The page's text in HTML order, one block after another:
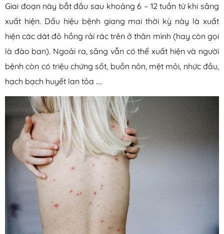
Giai đoạn này bắt đầu sau khoảng 6 – 12 tuần từ khi săng
xuất hiện. Dấu hiệu bệnh giang mai thời kỳ này là xuất
hiện các dát đỏ hồng rải rác trên ở thân mình (hay còn gọi
là đào ban). Ngoải ra, săng vẫn có thể xuất hiện và người
bệnh còn có triệu chứng sốt, buồn nôn, mệt mỏi, nhức đầu,
hạch bạch huyết lan tỏa ….